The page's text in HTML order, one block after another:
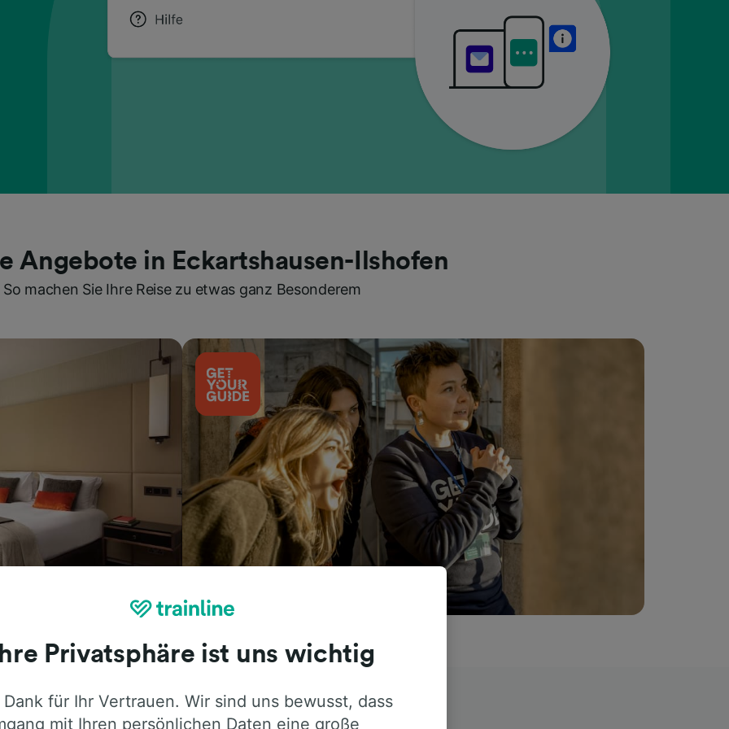
Angebote in Eckartshausen-Ilshofen
So machen Sie Ihre Reise zu etwas ganz Besonderem
ehrliche Meinung von Trainline-Nutzern
Ihre Privatsphäre ist uns wichtig
für Ihr Vertrauen. Wir sind uns bewusst, dass
mit Ihren persönlichen Daten eine große